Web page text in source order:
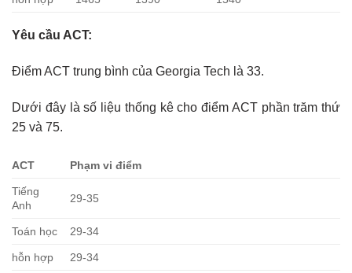
Yêu cầu ACT:
Điểm ACT trung bình của Georgia Tech là 33.
Dưới đây là số liệu thống kê cho điểm ACT phần trăm thứ
25 và 75.
ACT Phạm vi điểm
Tiếng
Anh
29-35
Toán học 29-34
hỗn hợp 29-34